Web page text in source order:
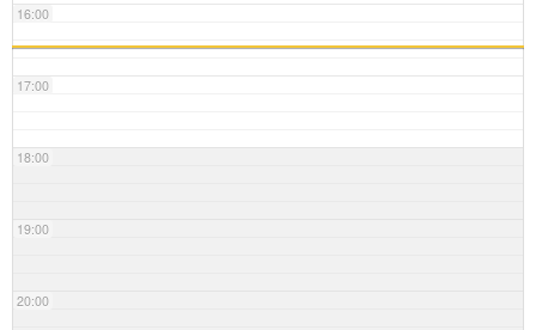
16:00
17:00
18:00
19:00
20:00